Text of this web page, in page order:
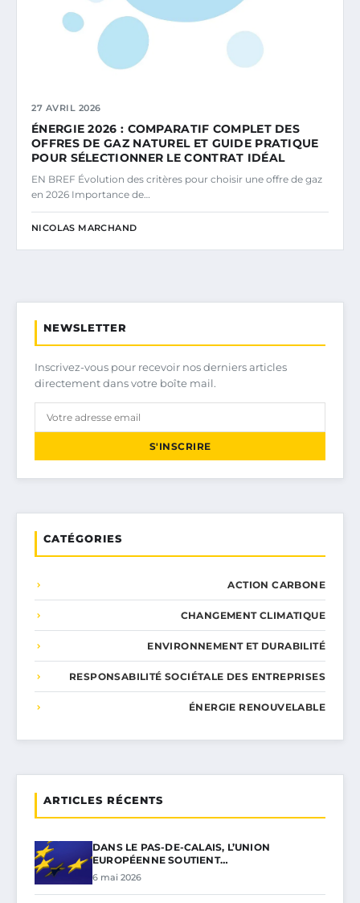
27 AVRIL 2026
ÉNERGIE 2026 : COMPARATIF COMPLET DES
OFFRES DE GAZ NATUREL ET GUIDE PRATIQUE
POUR SÉLECTIONNER LE CONTRAT IDÉAL
EN BREF Évolution des critères pour choisir une offre de gaz
en 2026 Importance de…
NICOLAS MARCHAND
NEWSLETTER
Inscrivez-vous pour recevoir nos derniers articles
directement dans votre boîte mail.
S'INSCRIRE
CATÉGORIES
ACTION CARBONE
CHANGEMENT CLIMATIQUE
ENVIRONNEMENT ET DURABILITÉ
RESPONSABILITÉ SOCIÉTALE DES ENTREPRISES
ÉNERGIE RENOUVELABLE
ARTICLES RÉCENTS
DANS LE PAS-DE-CALAIS, L’UNION
EUROPÉENNE SOUTIENT…
6 mai 2026